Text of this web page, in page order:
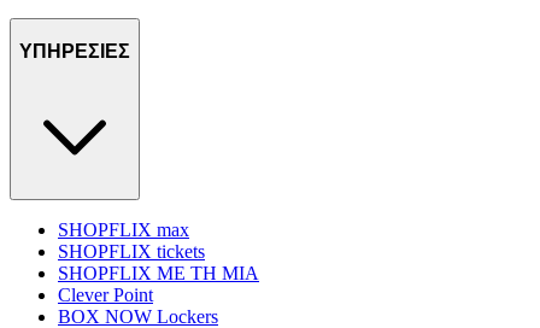
ΥΠΗΡΕΣΙΕΣ
SHOPFLIX max
SHOPFLIX tickets
SHOPFLIX ΜΕ ΤΗ ΜΙΑ
Clever Point
BOX NOW Lockers